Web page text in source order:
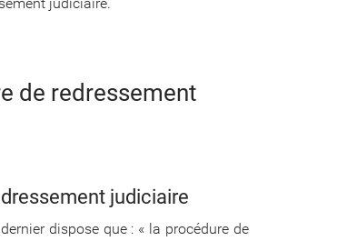
de redressement
judiciaire
dispose que : « la procédure de